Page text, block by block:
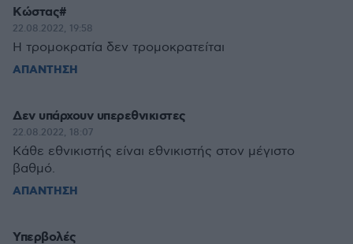
Κώστας#
22.08.2022, 19:58
Η τρομοκρατία δεν τρομοκρατείται
ΑΠΑΝΤΗΣΗ
Δεν υπάρχουν υπερεθνικιστες
22.08.2022, 18:07
Κάθε εθνικιστής είναι εθνικιστής στον μέγιστο
βαθμό.
ΑΠΑΝΤΗΣΗ
Υπερβολές